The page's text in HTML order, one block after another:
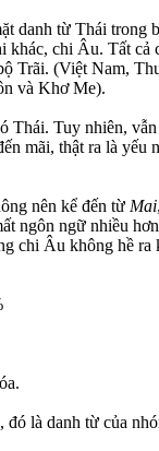
danh từ Thái trong
chi Âu. Tất cả
Trãi. (Việt Nam,
và Khơ Me).
Thái. Tuy nhiên,
mãi, thật ra là
nên kể đến từ Mai
ngôn ngữ nhiều
chi Âu không hề
đó là danh từ của